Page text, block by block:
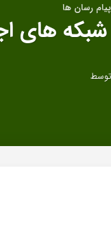
رسان ها
های
توسط